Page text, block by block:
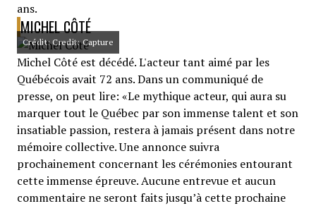
ans.
MICHEL CÔTÉ
Crédit: Credit: Capture
Michel Côté est décédé. L'acteur tant aimé par les
Québécois avait 72 ans. Dans un communiqué de
presse, on peut lire: «Le mythique acteur, qui aura su
marquer tout le Québec par son immense talent et son
insatiable passion, restera à jamais présent dans notre
mémoire collective. Une annonce suivra
prochainement concernant les cérémonies entourant
cette immense épreuve. Aucune entrevue et aucun
commentaire ne seront faits jusqu’à cette prochaine